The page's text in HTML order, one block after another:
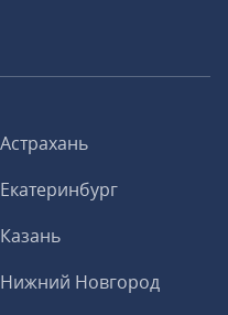
Астрахань
Екатеринбург
Казань
Нижний Новгород